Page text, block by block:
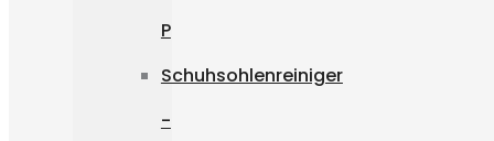
P
Schuhsohlenreiniger
-